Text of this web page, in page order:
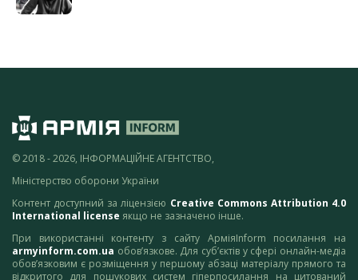
© 2018 - 2026, ІНФОРМАЦІЙНЕ АГЕНТСТВО,
Міністерство оборони України
Контент доступний за ліцензією Creative Commons Attribution 4.0
International license якщо не зазначено інше.
При використанні контенту з сайту АрміяInform посилання на
armyinform.com.ua обов’язкове. Для суб’єктів у сфері онлайн-медіа
обов’язковим є розміщення у першому абзаці матеріалу прямого та
відкритого для пошукових систем гіперпосилання на цитований